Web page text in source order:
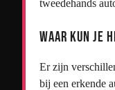
tweedehands
Waar kun je
Er zijn
bij een erkende